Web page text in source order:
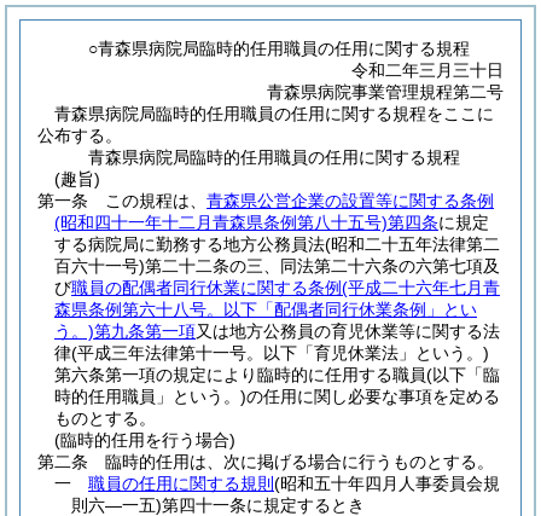
○青森県病院局臨時的任用職員の任用に関する規程
令和二年三月三十日
青森県病院事業管理規程第二号
青森県病院局臨時的任用職員の任用に関する規程をここに
公布する。
青森県病院局臨時的任用職員の任用に関する規程
(趣旨)
第一条
この規程は、 青森県公営企業の設置等に関する条例
(昭和四十一年十二月青森県条例第八十五号)第四条に規定
する病院局に勤務する地方公務員法(昭和二十五年法律第二
百六十一号)第二十二条の三、同法第二十六条の六第七項及
び職員の配偶者同行休業に関する条例(平成二十六年七月青
森県条例第六十八号。以下「配偶者同行休業条例」とい
う。)第九条第一項又は地方公務員の育児休業等に関する法
律(平成三年法律第十一号。以下「育児休業法」という。)
第六条第一項の規定により臨時的に任用する職員(以下「臨
時的任用職員」という。)の任用に関し必要な事項を定める
ものとする。
(臨時的任用を行う場合)
第二条
臨時的任用は、次に掲げる場合に行うものとする。
一
職員の任用に関する規則 (昭和五十年四月人事委員会規
則六―一五)第四十一条に規定するとき